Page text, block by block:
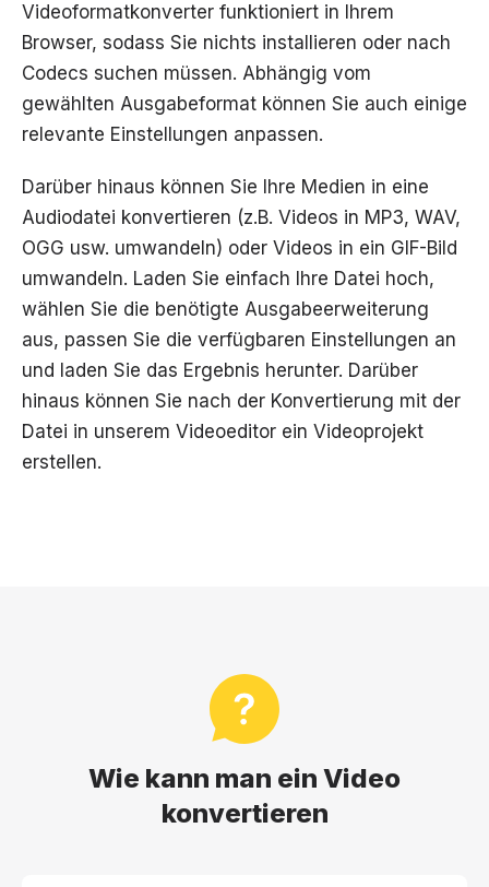
Videoformatkonverter funktioniert in Ihrem
Browser, sodass Sie nichts installieren oder nach
Codecs suchen müssen. Abhängig vom
gewählten Ausgabeformat können Sie auch einige
relevante Einstellungen anpassen.
Darüber hinaus können Sie Ihre Medien in eine
Audiodatei konvertieren (z.B. Videos in MP3, WAV,
OGG usw. umwandeln) oder Videos in ein GIF-Bild
umwandeln. Laden Sie einfach Ihre Datei hoch,
wählen Sie die benötigte Ausgabeerweiterung
aus, passen Sie die verfügbaren Einstellungen an
und laden Sie das Ergebnis herunter. Darüber
hinaus können Sie nach der Konvertierung mit der
Datei in unserem Videoeditor ein Videoprojekt
erstellen.
Wie kann man ein Video
konvertieren